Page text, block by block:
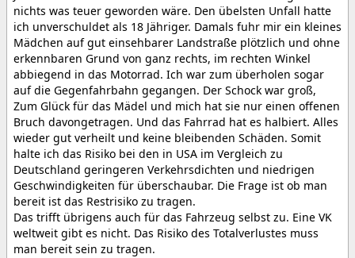
nichts was teuer geworden wäre. Den übelsten Unfall hatte
ich unverschuldet als 18 Jähriger. Damals fuhr mir ein kleines
Mädchen auf gut einsehbarer Landstraße plötzlich und ohne
erkennbaren Grund von ganz rechts, im rechten Winkel
abbiegend in das Motorrad. Ich war zum überholen sogar
auf die Gegenfahrbahn gegangen. Der Schock war groß,
Zum Glück für das Mädel und mich hat sie nur einen offenen
Bruch davongetragen. Und das Fahrrad hat es halbiert. Alles
wieder gut verheilt und keine bleibenden Schäden. Somit
halte ich das Risiko bei den in USA im Vergleich zu
Deutschland geringeren Verkehrsdichten und niedrigen
Geschwindigkeiten für überschaubar. Die Frage ist ob man
bereit ist das Restrisiko zu tragen.
Das trifft übrigens auch für das Fahrzeug selbst zu. Eine VK
weltweit gibt es nicht. Das Risiko des Totalverlustes muss
man bereit sein zu tragen.